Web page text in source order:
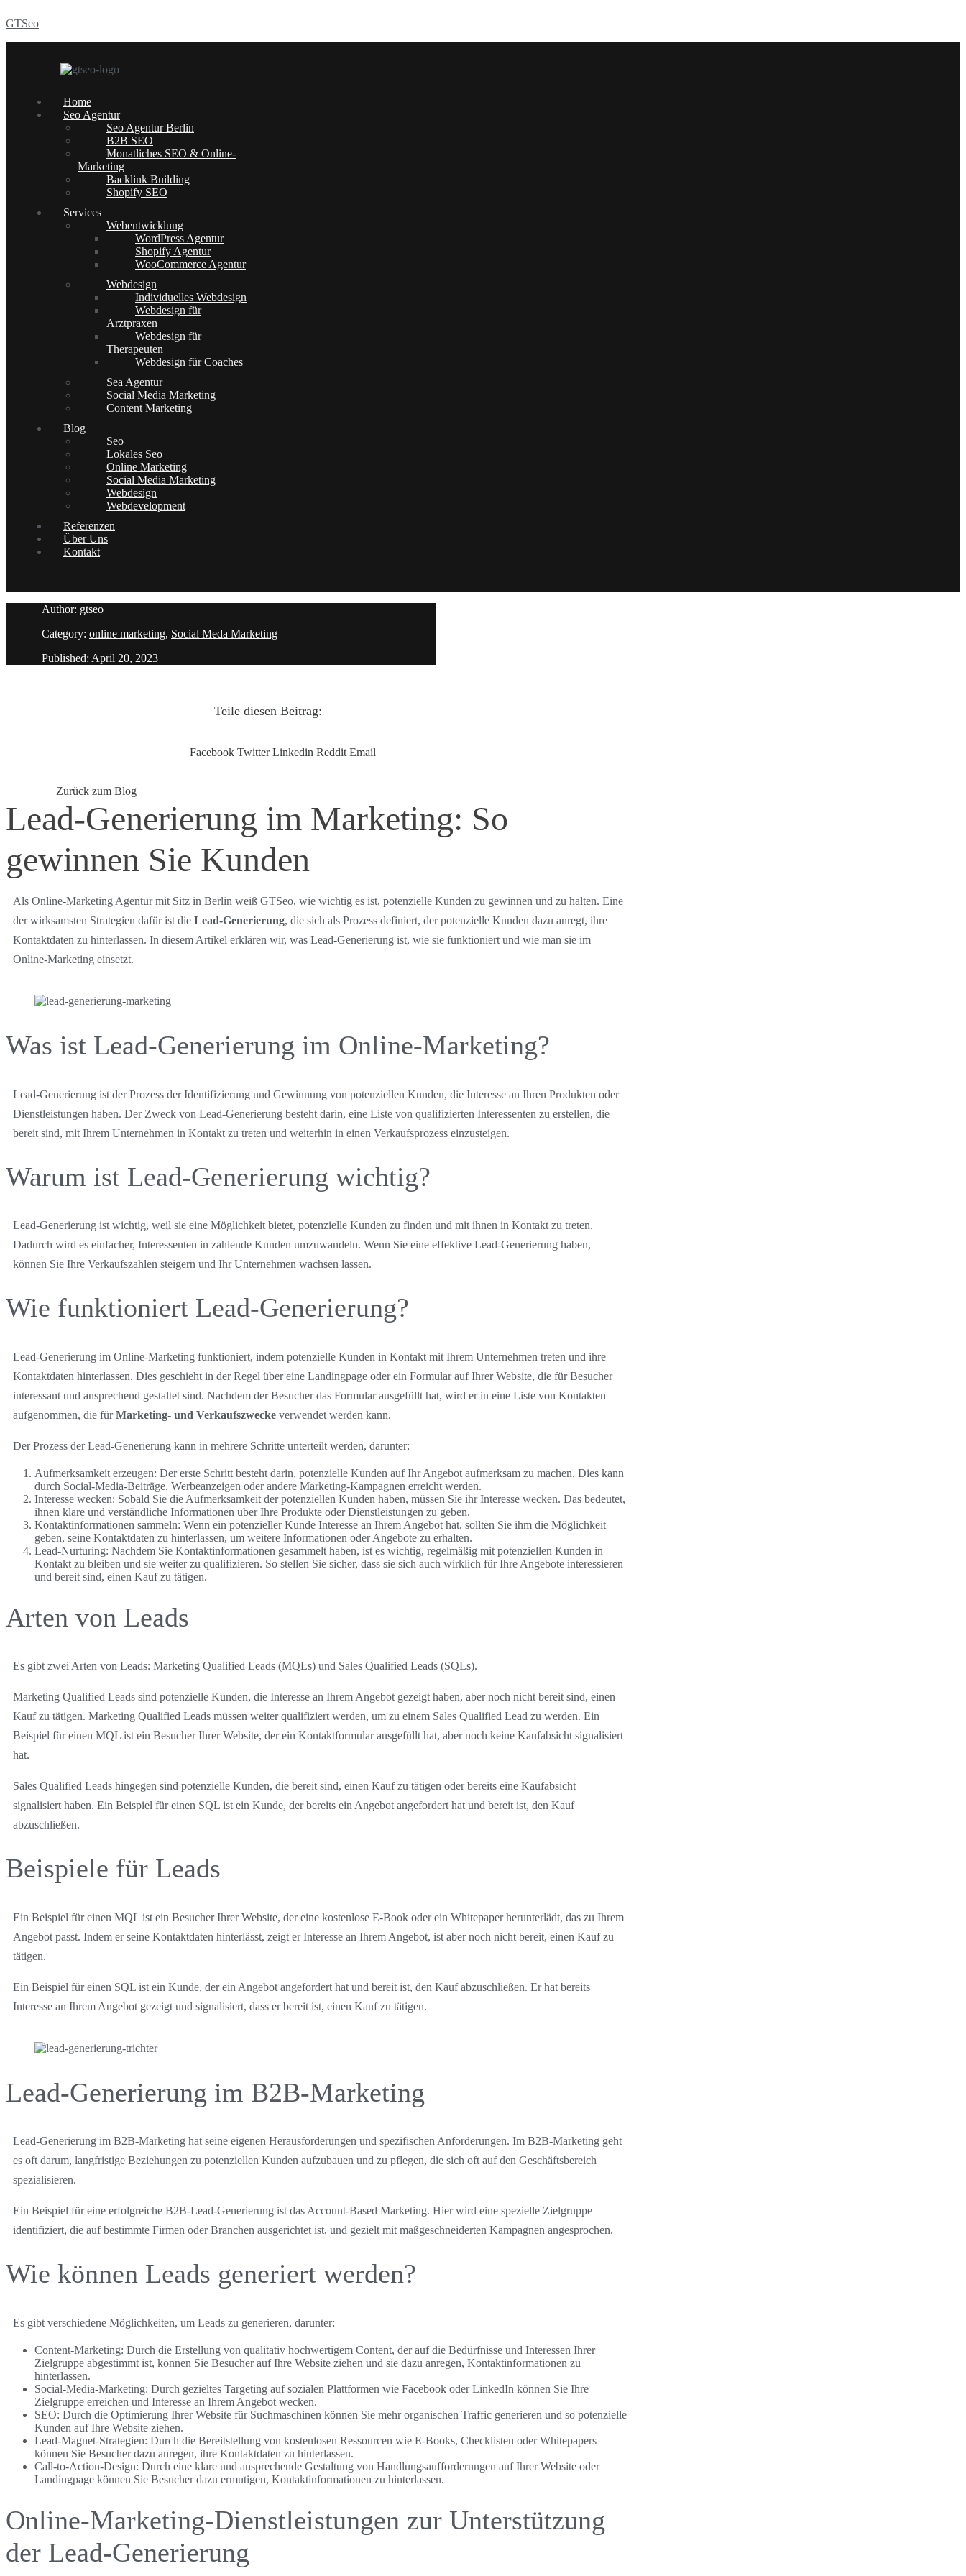
GTSeo
Home
Seo Agentur
Seo Agentur Berlin
B2B SEO
Monatliches SEO & Online-
Marketing
Backlink Building
Shopify SEO
Services
Webentwicklung
WordPress Agentur
Shopify Agentur
WooCommerce Agentur
Webdesign
Individuelles Webdesign
Webdesign für
Arztpraxen
Webdesign für
Therapeuten
Webdesign für Coaches
Sea Agentur
Social Media Marketing
Content Marketing
Blog
Seo
Lokales Seo
Online Marketing
Social Media Marketing
Webdesign
Webdevelopment
Referenzen
Über Uns
Kontakt
Author: gtseo
Category: online marketing, Social Meda Marketing
Published: April 20, 2023
Teile diesen Beitrag:
Facebook Twitter Linkedin Reddit Email
Zurück zum Blog
Lead-Generierung im Marketing: So
gewinnen Sie Kunden
Als Online-Marketing Agentur mit Sitz in Berlin weiß GTSeo, wie wichtig es ist, potenzielle Kunden zu gewinnen und zu halten. Eine
der wirksamsten Strategien dafür ist die Lead-Generierung, die sich als Prozess definiert, der potenzielle Kunden dazu anregt, ihre
Kontaktdaten zu hinterlassen. In diesem Artikel erklären wir, was Lead-Generierung ist, wie sie funktioniert und wie man sie im
Online-Marketing einsetzt.
Was ist Lead-Generierung im Online-Marketing?
Lead-Generierung ist der Prozess der Identifizierung und Gewinnung von potenziellen Kunden, die Interesse an Ihren Produkten oder
Dienstleistungen haben. Der Zweck von Lead-Generierung besteht darin, eine Liste von qualifizierten Interessenten zu erstellen, die
bereit sind, mit Ihrem Unternehmen in Kontakt zu treten und weiterhin in einen Verkaufsprozess einzusteigen.
Warum ist Lead-Generierung wichtig?
Lead-Generierung ist wichtig, weil sie eine Möglichkeit bietet, potenzielle Kunden zu finden und mit ihnen in Kontakt zu treten.
Dadurch wird es einfacher, Interessenten in zahlende Kunden umzuwandeln. Wenn Sie eine effektive Lead-Generierung haben,
können Sie Ihre Verkaufszahlen steigern und Ihr Unternehmen wachsen lassen.
Wie funktioniert Lead-Generierung?
Lead-Generierung im Online-Marketing funktioniert, indem potenzielle Kunden in Kontakt mit Ihrem Unternehmen treten und ihre
Kontaktdaten hinterlassen. Dies geschieht in der Regel über eine Landingpage oder ein Formular auf Ihrer Website, die für Besucher
interessant und ansprechend gestaltet sind. Nachdem der Besucher das Formular ausgefüllt hat, wird er in eine Liste von Kontakten
aufgenommen, die fürMarketing- und Verkaufszwecke verwendet werden kann.
Der Prozess der Lead-Generierung kann in mehrere Schritte unterteilt werden, darunter:
Aufmerksamkeit erzeugen: Der erste Schritt besteht darin, potenzielle Kunden auf Ihr Angebot aufmerksam zu machen. Dies kann
durch Social-Media-Beiträge, Werbeanzeigen oder andere Marketing-Kampagnen erreicht werden.
Interesse wecken: Sobald Sie die Aufmerksamkeit der potenziellen Kunden haben, müssen Sie ihr Interesse wecken. Das bedeutet,
ihnen klare und verständliche Informationen über Ihre Produkte oder Dienstleistungen zu geben.
Kontaktinformationen sammeln: Wenn ein potenzieller Kunde Interesse an Ihrem Angebot hat, sollten Sie ihm die Möglichkeit
geben, seine Kontaktdaten zu hinterlassen, um weitere Informationen oder Angebote zu erhalten.
Lead-Nurturing: Nachdem Sie Kontaktinformationen gesammelt haben, ist es wichtig, regelmäßig mit potenziellen Kunden in
Kontakt zu bleiben und sie weiter zu qualifizieren. So stellen Sie sicher, dass sie sich auch wirklich für Ihre Angebote interessieren
und bereit sind, einen Kauf zu tätigen.
Arten von Leads
Es gibt zwei Arten von Leads: Marketing Qualified Leads (MQLs) und Sales Qualified Leads (SQLs).
Marketing Qualified Leads sind potenzielle Kunden, die Interesse an Ihrem Angebot gezeigt haben, aber noch nicht bereit sind, einen
Kauf zu tätigen. Marketing Qualified Leads müssen weiter qualifiziert werden, um zu einem Sales Qualified Lead zu werden. Ein
Beispiel für einen MQL ist ein Besucher Ihrer Website, der ein Kontaktformular ausgefüllt hat, aber noch keine Kaufabsicht signalisiert
hat.
Sales Qualified Leads hingegen sind potenzielle Kunden, die bereit sind, einen Kauf zu tätigen oder bereits eine Kaufabsicht
signalisiert haben. Ein Beispiel für einen SQL ist ein Kunde, der bereits ein Angebot angefordert hat und bereit ist, den Kauf
abzuschließen.
Beispiele für Leads
Ein Beispiel für einen MQL ist ein Besucher Ihrer Website, der eine kostenlose E-Book oder ein Whitepaper herunterlädt, das zu Ihrem
Angebot passt. Indem er seine Kontaktdaten hinterlässt, zeigt er Interesse an Ihrem Angebot, ist aber noch nicht bereit, einen Kauf zu
tätigen.
Ein Beispiel für einen SQL ist ein Kunde, der ein Angebot angefordert hat und bereit ist, den Kauf abzuschließen. Er hat bereits
Interesse an Ihrem Angebot gezeigt und signalisiert, dass er bereit ist, einen Kauf zu tätigen.
Lead-Generierung im B2B-Marketing
Lead-Generierung im B2B-Marketing hat seine eigenen Herausforderungen und spezifischen Anforderungen. Im B2B-Marketing geht
es oft darum, langfristige Beziehungen zu potenziellen Kunden aufzubauen und zu pflegen, die sich oft auf den Geschäftsbereich
spezialisieren.
Ein Beispiel für eine erfolgreiche B2B-Lead-Generierung ist das Account-Based Marketing. Hier wird eine spezielle Zielgruppe
identifiziert, die auf bestimmte Firmen oder Branchen ausgerichtet ist, und gezielt mit maßgeschneiderten Kampagnen angesprochen.
Wie können Leads generiert werden?
Es gibt verschiedene Möglichkeiten, um Leads zu generieren, darunter:
Content-Marketing: Durch die Erstellung von qualitativ hochwertigem Content, der auf die Bedürfnisse und Interessen Ihrer
Zielgruppe abgestimmt ist, können Sie Besucher auf Ihre Website ziehen und sie dazu anregen, Kontaktinformationen zu
hinterlassen.
Social-Media-Marketing: Durch gezieltes Targeting auf sozialen Plattformen wie Facebook oder LinkedIn können Sie Ihre
Zielgruppe erreichen und Interesse an Ihrem Angebot wecken.
SEO: Durch die Optimierung Ihrer Website für Suchmaschinen können Sie mehr organischen Traffic generieren und so potenzielle
Kunden auf Ihre Website ziehen.
Lead-Magnet-Strategien: Durch die Bereitstellung von kostenlosen Ressourcen wie E-Books, Checklisten oder Whitepapers
können Sie Besucher dazu anregen, ihre Kontaktdaten zu hinterlassen.
Call-to-Action-Design: Durch eine klare und ansprechende Gestaltung von Handlungsaufforderungen auf Ihrer Website oder
Landingpage können Sie Besucher dazu ermutigen, Kontaktinformationen zu hinterlassen.
Online-Marketing-Dienstleistungen zur Unterstützung
der Lead-Generierung